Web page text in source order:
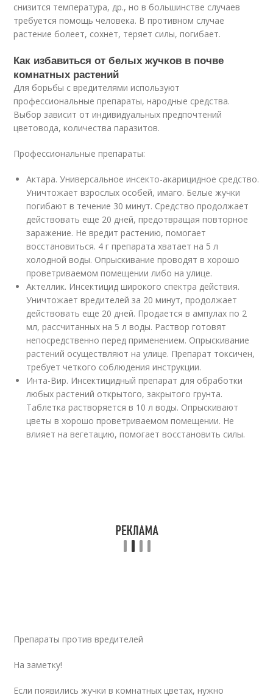
снизится температура, др., но в большинстве случаев
требуется помощь человека. В противном случае
растение болеет, сохнет, теряет силы, погибает.
Как избавиться от белых жучков в почве
комнатных растений
Для борьбы с вредителями используют
профессиональные препараты, народные средства.
Выбор зависит от индивидуальных предпочтений
цветовода, количества паразитов.
Профессиональные препараты:
Актара. Универсальное инсекто-акарицидное средство.
Уничтожает взрослых особей, имаго. Белые жучки
погибают в течение 30 минут. Средство продолжает
действовать еще 20 дней, предотвращая повторное
заражение. Не вредит растению, помогает
восстановиться. 4 г препарата хватает на 5 л
холодной воды. Опрыскивание проводят в хорошо
проветриваемом помещении либо на улице.
Актеллик. Инсектицид широкого спектра действия.
Уничтожает вредителей за 20 минут, продолжает
действовать еще 20 дней. Продается в ампулах по 2
мл, рассчитанных на 5 л воды. Раствор готовят
непосредственно перед применением. Опрыскивание
растений осуществляют на улице. Препарат токсичен,
требует четкого соблюдения инструкции.
Инта-Вир. Инсектицидный препарат для обработки
любых растений открытого, закрытого грунта.
Таблетка растворяется в 10 л воды. Опрыскивают
цветы в хорошо проветриваемом помещении. Не
влияет на вегетацию, помогает восстановить силы.
Препараты против вредителей
На заметку!
Если появились жучки в комнатных цветах, нужно